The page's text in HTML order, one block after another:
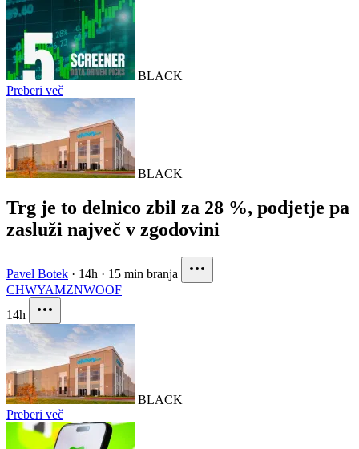
BLACK
Preberi več
BLACK
Trg je to delnico zbil za 28 %, podjetje pa
zasluži največ v zgodovini
Pavel Botek · 14h · 15 min branja
CHWYAMZNWOOF
14h
BLACK
Preberi več